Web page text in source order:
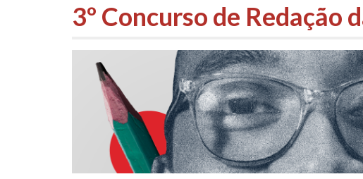
3º Concurso de Redação